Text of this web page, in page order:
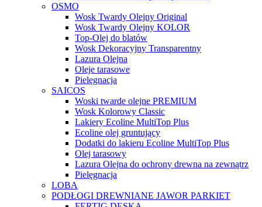
OSMO
Wosk Twardy Olejny Original
Wosk Twardy Olejny KOLOR
Top-Olej do blatów
Wosk Dekoracyjny Transparentny
Lazura Olejna
Oleje tarasowe
Pielęgnacja
SAICOS
Woski twarde olejne PREMIUM
Wosk Kolorowy Classic
Lakiery Ecoline MultiTop Plus
Ecoline olej gruntujący
Dodatki do lakieru Ecoline MultiTop Plus
Olej tarasowy
Lazura Olejna do ochrony drewna na zewnątrz
Pielęgnacja
LOBA
PODŁOGI DREWNIANE JAWOR PARKIET